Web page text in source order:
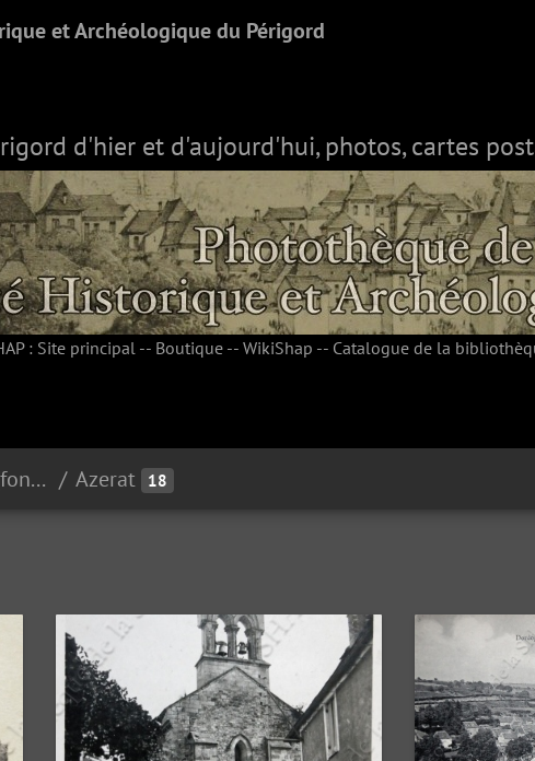
et Archéologique du Périgord
d'hier et d'aujourd'hui, photos, cartes
: Site principal -- Boutique -- WikiShap -- Catalogue de la
Cartes postales anciennes (fonds Pommarède) Azerat 18